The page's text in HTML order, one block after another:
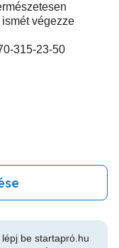
végezze
315-23-50
be startapró.hu